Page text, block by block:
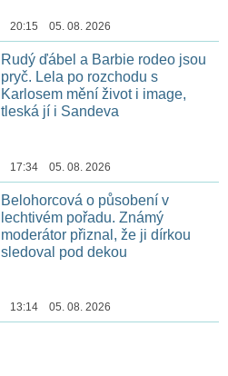
20:15 05. 08. 2026
Rudý ďábel a Barbie rodeo jsou
pryč. Lela po rozchodu s
Karlosem mění život i image,
tleská jí i Sandeva
17:34 05. 08. 2026
Belohorcová o působení v
lechtivém pořadu. Známý
moderátor přiznal, že ji dírkou
sledoval pod dekou
13:14 05. 08. 2026